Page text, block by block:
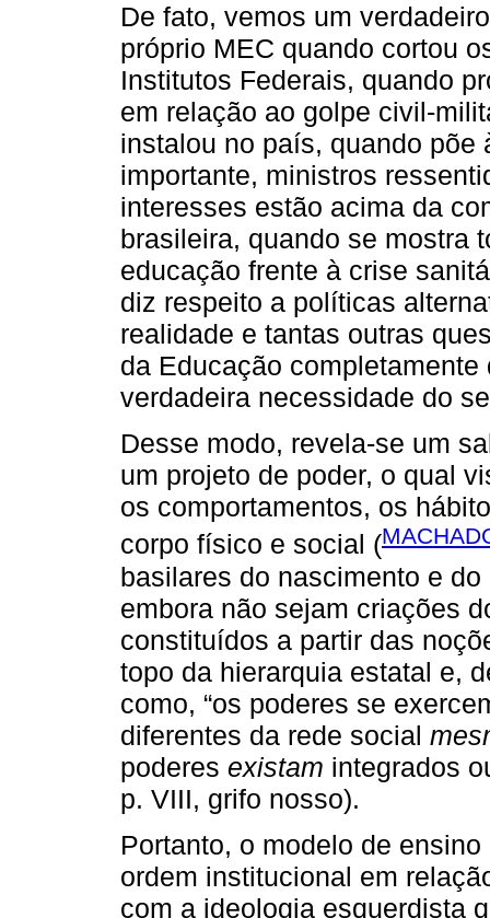
De fato, vemos um
próprio MEC quando cortou
Institutos Federais, quando
em relação ao golpe civil-
instalou no país, quando põe
importante, ministros
interesses estão acima da
brasileira, quando se mostra
educação frente à crise
diz respeito a políticas
realidade e tantas outras
da Educação
verdadeira necessidade do
Desse modo, revela-se um
um projeto de poder, o qual
os comportamentos, os
corpo físico e social (
basilares do nascimento e
embora não sejam criações
constituídos a partir das
topo da hierarquia estatal e,
como, “os poderes se
diferentes da rede social
poderes existam integrados
p. VIII, grifo nosso).
Portanto, o modelo de
ordem institucional em
com a ideologia esquerdista